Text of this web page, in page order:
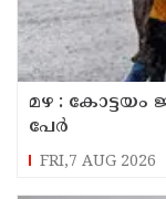
മഴ : കോട്ടയം
പേര്‍
FRI,7 AUG 2026